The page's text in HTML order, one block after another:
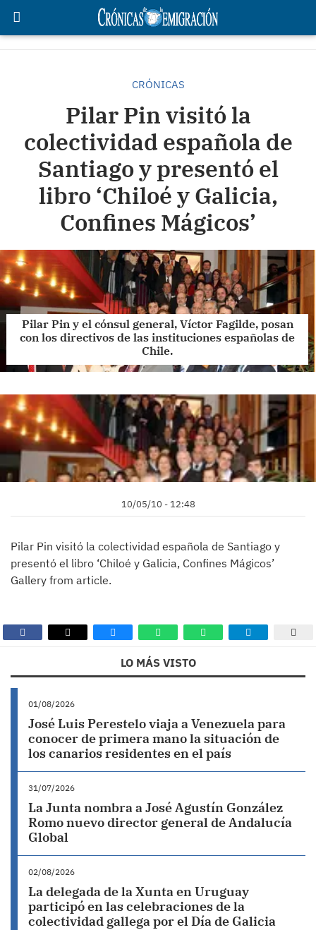
CRÓNICAS
Pilar Pin visitó la
colectividad española de
Santiago y presentó el
libro ‘Chiloé y Galicia,
Confines Mágicos’
Pilar Pin y el cónsul general, Víctor Fagilde, posan
con los directivos de las instituciones españolas de
Chile.
10/05/10 - 12:48
Pilar Pin visitó la colectividad española de Santiago y
presentó el libro ‘Chiloé y Galicia, Confines Mágicos’
Gallery from article.
LO MÁS VISTO
01/08/2026
José Luis Perestelo viaja a Venezuela para
conocer de primera mano la situación de
los canarios residentes en el país
31/07/2026
La Junta nombra a José Agustín González
Romo nuevo director general de Andalucía
Global
02/08/2026
La delegada de la Xunta en Uruguay
participó en las celebraciones de la
colectividad gallega por el Día de Galicia